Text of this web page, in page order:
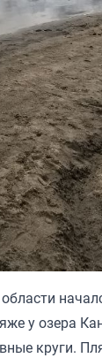
у озера
круги.